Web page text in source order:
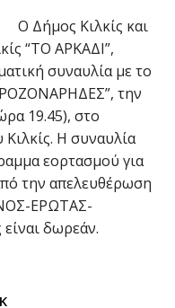
Ο Δήμος Κιλκίς και
“ΤΟ ΑΡΚΑΔΙ”,
συναυλία με το
την
19.45), στο
Η συναυλία
εορτασμού για
την απελευθέρωση
ΕΡΩΤΑΣ-
δωρεάν.